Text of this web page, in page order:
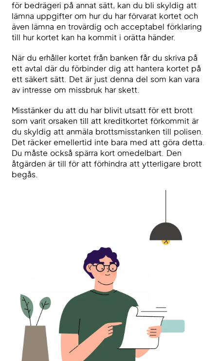
för bedrägeri på annat sätt, kan du bli skyldig att
lämna uppgifter om hur du har förvarat kortet och
även lämna en trovärdig och acceptabel förklaring
till hur kortet kan ha kommit i orätta händer.
När du erhåller kortet från banken får du skriva på
ett avtal där du förbinder dig att hantera kortet på
ett säkert sätt. Det är just denna del som kan vara
av intresse om missbruk har skett.
Misstänker du att du har blivit utsatt för ett brott
som varit orsaken till att kreditkortet förkommit är
du skyldig att anmäla brottsmisstanken till polisen.
Det räcker emellertid inte bara med att göra detta.
Du måste också spärra kort omedelbart. Den
åtgärden är till för att förhindra att ytterligare brott
begås.